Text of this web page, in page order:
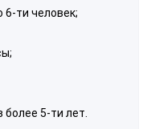
6-ти человек;
5-ти лет.